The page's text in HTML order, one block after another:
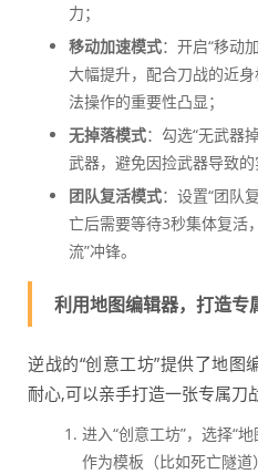
力；
移动加速模式：开启“移动
大幅提升，配合刀战的近
法操作的重要性凸显；
无掉落模式：勾选“无武器
武器，避免因捡武器导致的
团队复活模式：设置“团队
亡后需要等待3秒集体复活
流”冲锋。
利用地图编辑器，打造专
逆战的“创意工坊”提供了地图
耐心,可以亲手打造一张专属刀
进入“创意工坊”，选择“
作为模板（比如死亡隧道